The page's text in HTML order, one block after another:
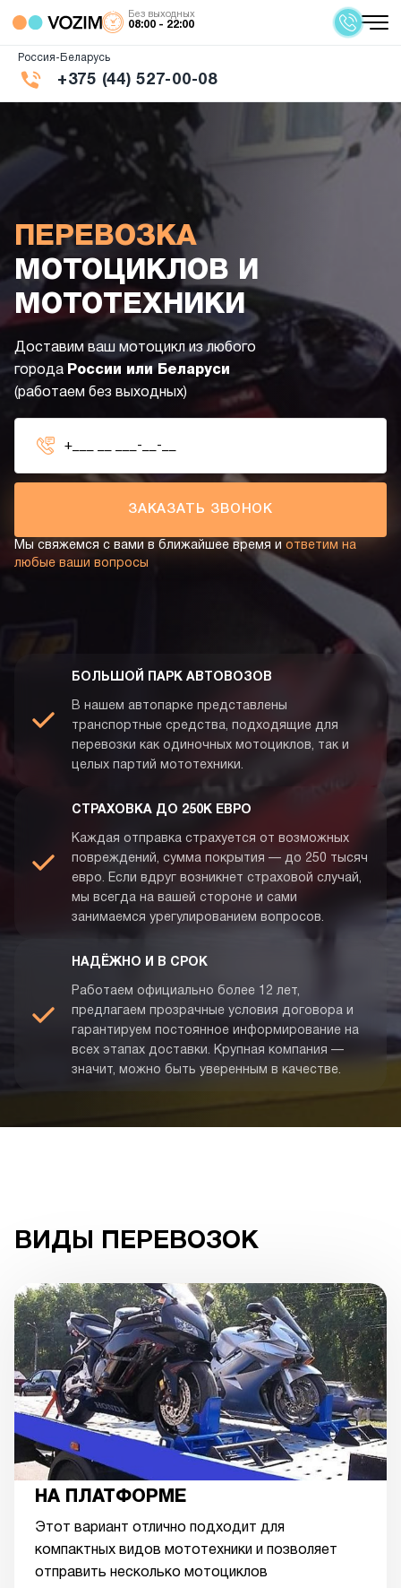
Без выходных
08:00 - 22:00
Россия-Беларусь
+375 (44) 527-00-08
ПЕРЕВОЗКА
МОТОЦИКЛОВ И
МОТОТЕХНИКИ
Доставим ваш мотоцикл из любого
города России или Беларуси
(работаем без выходных)
ЗАКАЗАТЬ ЗВОНОК
Мы свяжемся с вами в ближайшее время и ответим на
любые ваши вопросы
БОЛЬШОЙ ПАРК АВТОВОЗОВ
В нашем автопарке представлены
транспортные средства, подходящие для
перевозки как одиночных мотоциклов, так и
целых партий мототехники.
СТРАХОВКА ДО 250К ЕВРО
Каждая отправка страхуется от возможных
повреждений, сумма покрытия — до 250 тысяч
евро. Если вдруг возникнет страховой случай,
мы всегда на вашей стороне и сами
занимаемся урегулированием вопросов.
НАДЁЖНО И В СРОК
Работаем официально более 12 лет,
предлагаем прозрачные условия договора и
гарантируем постоянное информирование на
всех этапах доставки. Крупная компания —
значит, можно быть уверенным в качестве.
ВИДЫ ПЕРЕВОЗОК
НА ПЛАТФОРМЕ
Этот вариант отлично подходит для
компактных видов мототехники и позволяет
отправить несколько мотоциклов